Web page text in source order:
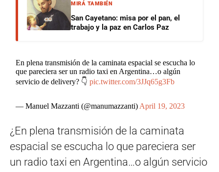
MIRÁ TAMBIÉN
San Cayetano: misa por el pan, el
trabajo y la paz en Carlos Paz
En plena transmisión de la caminata espacial se escucha lo
que pareciera ser un radio taxi en Argentina…o algún
servicio de delivery? 👇pic.twitter.com/3JJq65g3Fb
— Manuel Mazzanti (@manumazzanti) April 19, 2023
¿En plena transmisión de la caminata
espacial se escucha lo que pareciera ser
un radio taxi en Argentina…o algún servicio